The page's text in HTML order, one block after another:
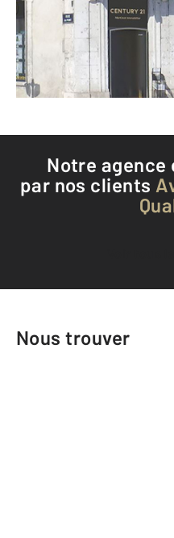
Notre
par nos clients
Voir tous
Nous trouver